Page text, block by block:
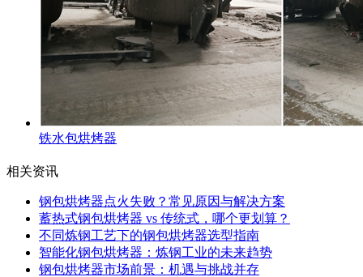
铁水包烘烤器
相关资讯
钢包烘烤器点火失败？常见原因与解决方案
蓄热式钢包烘烤器 vs 传统式，哪个更划算？
不同炼钢工艺下的钢包烘烤器选型指南
智能化钢包烘烤器：炼钢工业的未来趋势
钢包烘烤器市场前景：机遇与挑战并存